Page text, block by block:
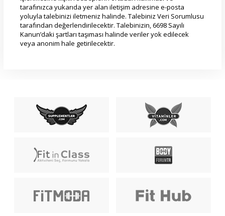
tarafınızca yukarıda yer alan iletişim adresine e-posta
yoluyla talebinizi iletmeniz halinde. Talebiniz Veri Sorumlusu
tarafından değerlendirilecektir. Talebinizin, 6698 Sayılı
Kanun’daki şartları taşıması halinde veriler yok edilecek
veya anonim hale getirilecektir.